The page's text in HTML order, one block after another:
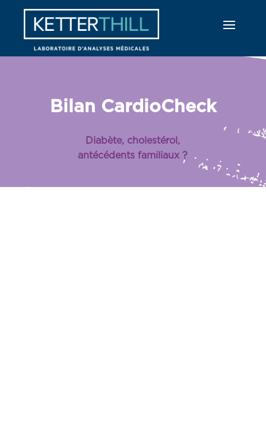
Bilan CardioCheck
Diabète, cholestérol,
antécédents familiaux ?